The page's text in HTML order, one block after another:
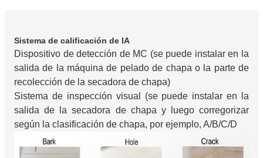
Sistema de calificación de IA
Dispositivo de detección de MC (se puede instalar en la
salida de la máquina de pelado de chapa o la parte de
recolección de la secadora de chapa)
Sistema de inspección visual (se puede instalar en la
salida de la secadora de chapa y luego corregorizar
según la clasificación de chapa, por ejemplo, A/B/C/D